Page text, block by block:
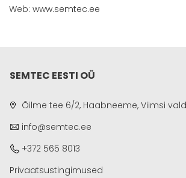
Web: www.semtec.ee
SEMTEC EESTI OÜ
Õilme tee 6/2, Haabneeme, Viimsi vald
info@semtec.ee
+372 565 8013
Privaatsustingimused